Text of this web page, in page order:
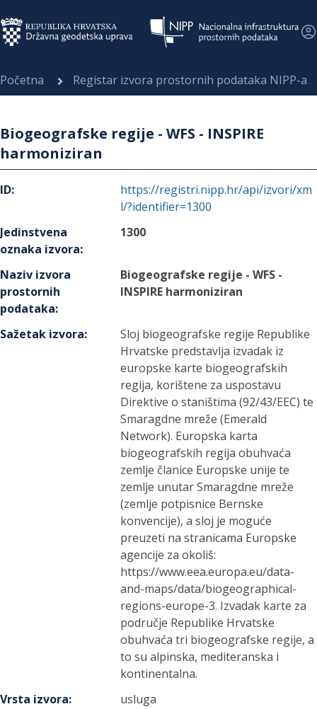
Početna Registar izvora prostornih podataka NIPP-a
Biogeografske regije - WFS - INSPIRE
harmoniziran
ID:
https://registri.nipp.hr/api/izvori/xm
l/?identifier=1300
Jedinstvena
oznaka izvora:
1300
Naziv izvora
prostornih
podataka:
Biogeografske regije - WFS -
INSPIRE harmoniziran
Sažetak izvora:
Sloj biogeografske regije Republike
Hrvatske predstavlja izvadak iz
europske karte biogeografskih
regija, korištene za uspostavu
Direktive o staništima (92/43/EEC) te
Smaragdne mreže (Emerald
Network). Europska karta
biogeografskih regija obuhvaća
zemlje članice Europske unije te
zemlje unutar Smaragdne mreže
(zemlje potpisnice Bernske
konvencije), a sloj je moguće
preuzeti na stranicama Europske
agencije za okoliš:
https://www.eea.europa.eu/data-
and-maps/data/biogeographical-
regions-europe-3. Izvadak karte za
područje Republike Hrvatske
obuhvaća tri biogeografske regije, a
to su alpinska, mediteranska i
kontinentalna.
Vrsta izvora:
usluga